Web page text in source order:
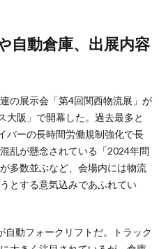
の展示会「第4回関西物流展」が
大阪」で開幕した。過去最多と
バーの長時間労働規制強化で長
乱が懸念されている「2024年問
多数並ぶなど、会場内には物流
とする意気込みであふれてい
動フォークリフトだ。トラック